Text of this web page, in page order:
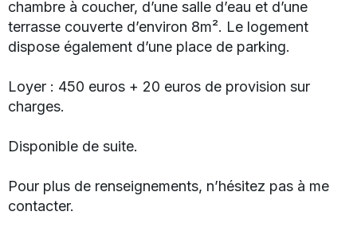
chambre à coucher, d’une salle d’eau et d’une
terrasse couverte d’environ 8m². Le logement
dispose également d’une place de parking.
Loyer : 450 euros + 20 euros de provision sur
charges.
Disponible de suite.
Pour plus de renseignements, n’hésitez pas à me
contacter.